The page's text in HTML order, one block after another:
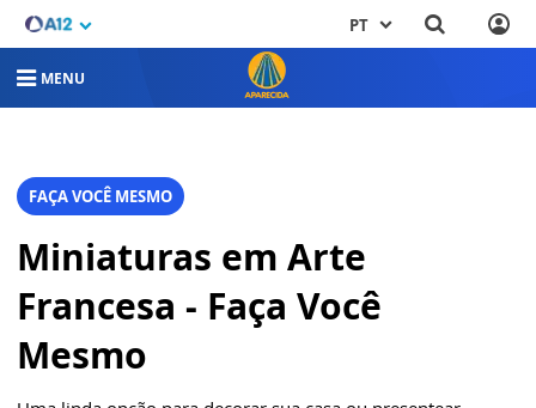
PT
MENU
FAÇA VOCÊ MESMO
Miniaturas em Arte
Francesa - Faça Você
Mesmo